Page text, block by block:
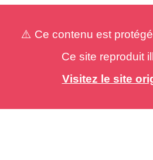
⚠️ Ce contenu est
Ce site reproduit
Visitez le site